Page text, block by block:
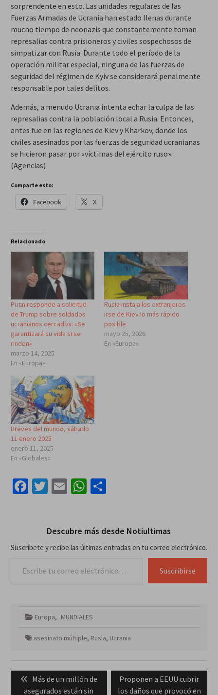
sorprendente en esto. Las unidades regulares de las
Fuerzas Armadas de Ucrania han estado llenas durante
mucho tiempo de neonazis que constantemente toman
represalias contra prisioneros y civiles sospechosos de
simpatizar con Rusia. Durante todo el período de la
operación militar especial, ninguna de las fuerzas de
seguridad del régimen de Kyiv se considerará penalmente
responsable por tales delitos.
Además, a menudo Ucrania intenta echar la culpa de las
represalias contra la población local a Rusia. Entonces,
antes fue en las regiones de Kiev y Kharkov, donde los
civiles asesinados por las fuerzas de seguridad ucranianas
se hicieron pasar por «víctimas del ejército ruso».
(Agencias)
Comparte esto:
Facebook X
Relacionado
Putin responde a solicitud
de Trump sobre soldados
ucranianos cercados: «Se
garantizará su vida si se
rinden»
marzo 14, 2025
En «Europa»
Rusia insta a los extranjeros
irse de Kiev lo más rápido
posible
mayo 25, 2026
En «Europa»
Breves del mundo, sábado
11 enero 2025
enero 11, 2025
En «Globales»
Facebook
Twitter
EmailWhatsApp
Compartir
Descubre más desde Notiultimas
Suscríbete y recibe las últimas entradas en tu correo electrónico.
Suscribirse
Europa, MUNDIALES
asesinato múltiple, Rusia, Ucrania
Previous
post:
Más de un millón de
asegurados están sin
Next
post:
Proponen a EEUU cubrir
los daños que provocó en